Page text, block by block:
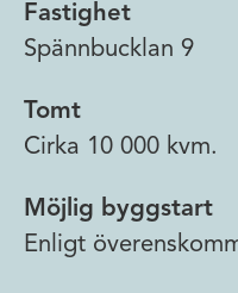
Fastighet
Spännbucklan 9
Tomt
Cirka 10 000 kvm.
Möjlig byggstart
Enligt